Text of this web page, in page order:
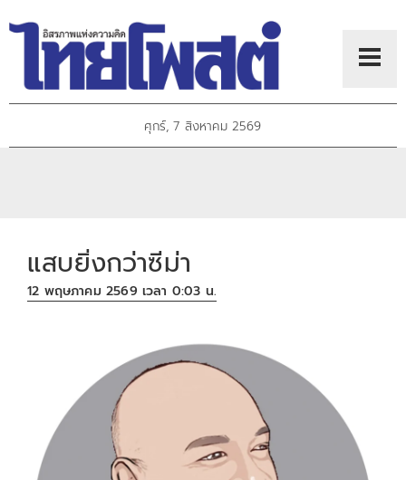
ศุกร์, 7 สิงหาคม 2569
แสบยิ่งกว่าซีม่า
12 พฤษภาคม 2569 เวลา 0:03 น.